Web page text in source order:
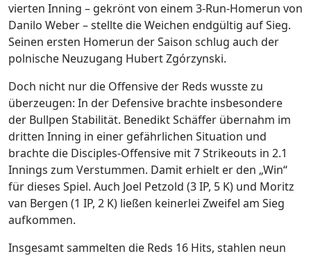
vierten Inning – gekrönt von einem 3-Run-Homerun von
Danilo Weber – stellte die Weichen endgültig auf Sieg.
Seinen ersten Homerun der Saison schlug auch der
polnische Neuzugang Hubert Zgórzynski.
Doch nicht nur die Offensive der Reds wusste zu
überzeugen: In der Defensive brachte insbesondere
der Bullpen Stabilität. Benedikt Schäffer übernahm im
dritten Inning in einer gefährlichen Situation und
brachte die Disciples-Offensive mit 7 Strikeouts in 2.1
Innings zum Verstummen. Damit erhielt er den „Win“
für dieses Spiel. Auch Joel Petzold (3 IP, 5 K) und Moritz
van Bergen (1 IP, 2 K) ließen keinerlei Zweifel am Sieg
aufkommen.
Insgesamt sammelten die Reds 16 Hits, stahlen neun